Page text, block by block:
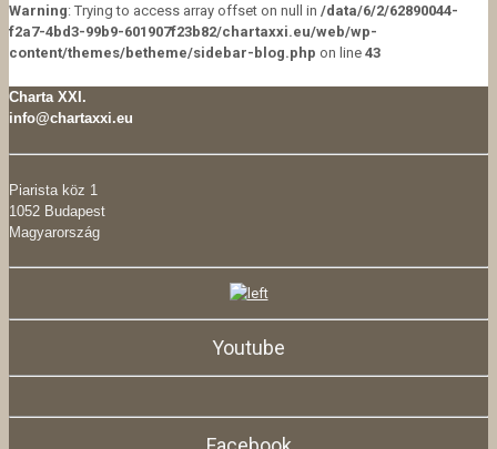
Warning: Trying to access array offset on null in /data/6/2/62890044-
f2a7-4bd3-99b9-601907f23b82/chartaxxi.eu/web/wp-
content/themes/betheme/sidebar-blog.php on line 43
Charta XXI.
info@chartaxxi.eu
Piarista köz 1
1052 Budapest
Magyarország
Youtube